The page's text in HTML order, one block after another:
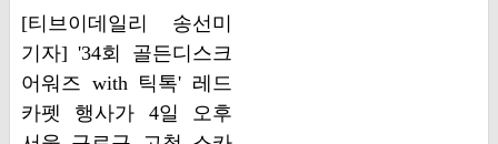
[티브이데일리 송선미
기자] '34회 골든디스크
어워즈 with 틱톡' 레드
카펫 행사가 4일 오후